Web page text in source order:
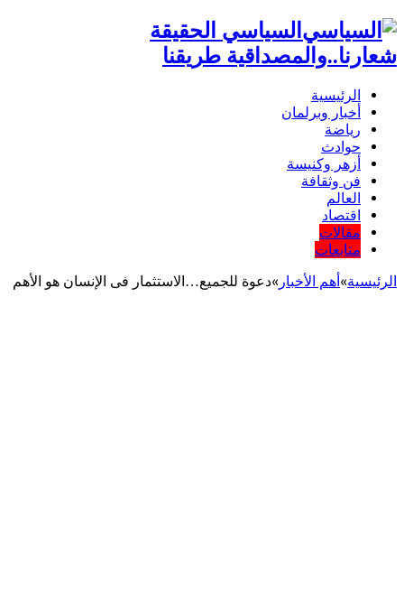
السياسي الحقيقة
شعارنا..والمصداقية طريقنا
الرئيسية
أخبار وبرلمان
رياضة
حوادث
أزهر وكنيسة
فن وثقافة
العالم
اقتصاد
مقالات
متابعات
الرئيسية»أهم اﻷخبار »دعوة للجميع…الاستثمار فى الإنسان هو الأهم